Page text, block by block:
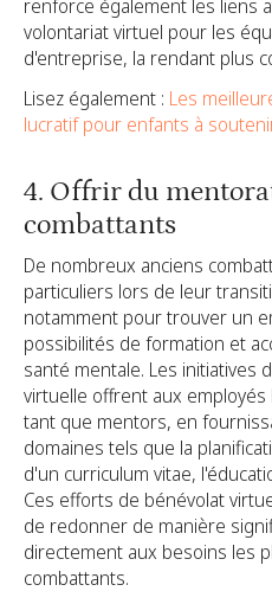
renforce également les liens
volontariat virtuel pour les
d'entreprise, la rendant plus
Lisez également : Les
lucratif pour enfants à
4. Offrir du
combattants
De nombreux anciens
particuliers lors de leur
notamment pour trouver un
possibilités de formation et
santé mentale. Les initiatives
virtuelle offrent aux
tant que mentors, en
domaines tels que la
d'un curriculum vitae,
Ces efforts de bénévolat
de redonner de manière
directement aux besoins les
combattants.